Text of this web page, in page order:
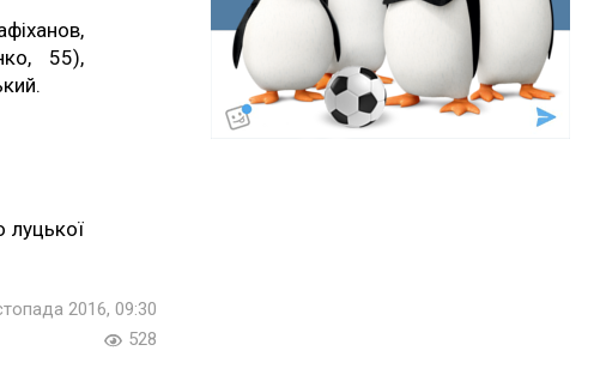
55),
луцької
2016, 09:30
528